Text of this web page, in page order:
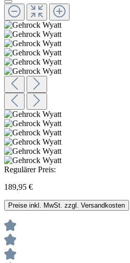
Regulärer Preis:
189,95 €
Preise inkl. MwSt. zzgl. Versandkosten